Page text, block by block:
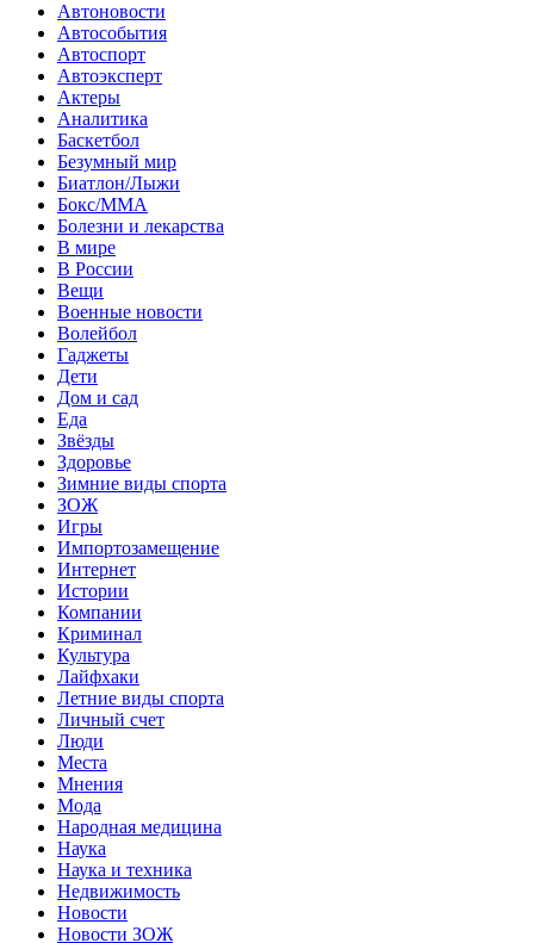
Автоновости
Автособытия
Автоспорт
Автоэксперт
Актеры
Аналитика
Баскетбол
Безумный мир
Биатлон/Лыжи
Бокс/MMA
Болезни и лекарства
В мире
В России
Вещи
Военные новости
Волейбол
Гаджеты
Дети
Дом и сад
Еда
Звёзды
Здоровье
Зимние виды спорта
ЗОЖ
Игры
Импортозамещение
Интернет
Истории
Компании
Криминал
Культура
Лайфхаки
Летние виды спорта
Личный счет
Люди
Места
Мнения
Мода
Народная медицина
Наука
Наука и техника
Недвижимость
Новости
Новости ЗОЖ